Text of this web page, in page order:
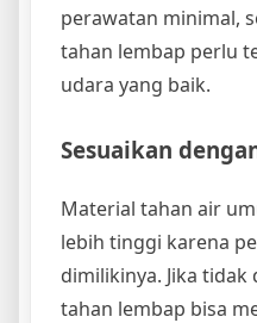
perawatan minimal,
tahan lembap perlu
udara yang baik.
Sesuaikan
Material tahan air
lebih tinggi karena
dimilikinya. Jika
tahan lembap bisa